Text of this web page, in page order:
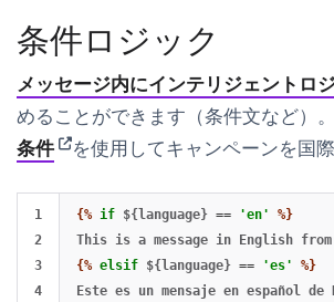
条件ロジック
メッセージ内にインテリジェントロ
めることができます（条件文など）
条件(opens in new tab)
を使用してキャンペーンを国
1
2
3
4
{% if ${language} == 'en'
%}
{% elsif ${language} == 'es'
%}